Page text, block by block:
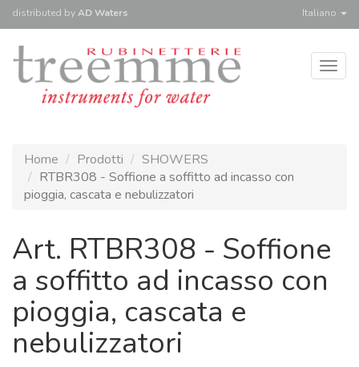
distributed byAD Waters Italiano
Home Prodotti
SHOWERS
RTBR308 - Soffione a soffitto ad incasso con
pioggia, cascata e nebulizzatori
Art. RTBR308 - Soffione
a soffitto ad incasso con
pioggia, cascata e
nebulizzatori